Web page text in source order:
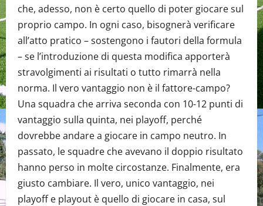
che, adesso, non è certo quello di poter giocare sul
proprio campo. In ogni caso, bisognerà verificare
all’atto pratico – sostengono i fautori della formula
– se l’introduzione di questa modifica apporterà
stravolgimenti ai risultati o tutto rimarrà nella
norma. Il vero vantaggio non è il fattore-campo?
Una squadra che arriva seconda con 10-12 punti di
vantaggio sulla quinta, nei playoff, perché
dovrebbe andare a giocare in campo neutro. In
passato, le squadre che avevano il doppio risultato
hanno perso in molte circostanze. Finalmente, era
giusto cambiare. Il vero, unico vantaggio, nei
playoff e playout è quello di giocare in casa, sul